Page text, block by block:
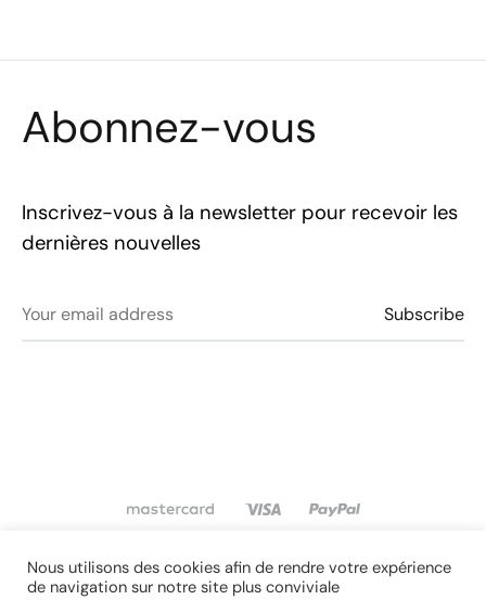
Abonnez-vous
Inscrivez-vous à la newsletter pour recevoir les
dernières nouvelles
©2021 Toutes les créations affichées sur ce site sont la
Nous utilisons des cookies afin de rendre votre expérience
de navigation sur notre site plus conviviale